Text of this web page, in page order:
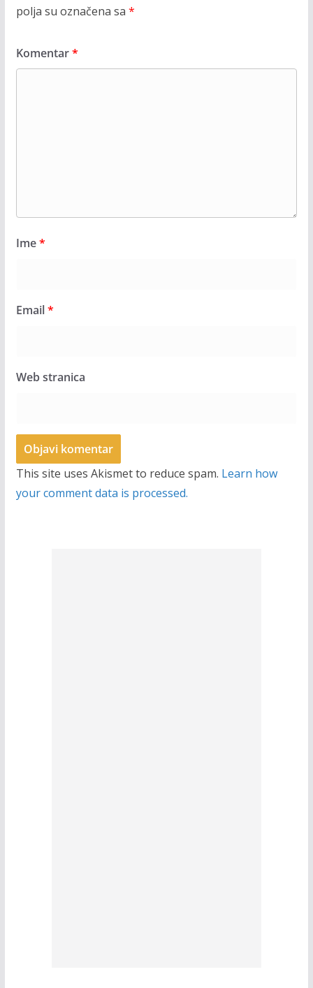
polja su označena sa *
Komentar*
Ime*
Email*
Web stranica
This site uses Akismet to reduce spam. Learn how
your comment data is processed.